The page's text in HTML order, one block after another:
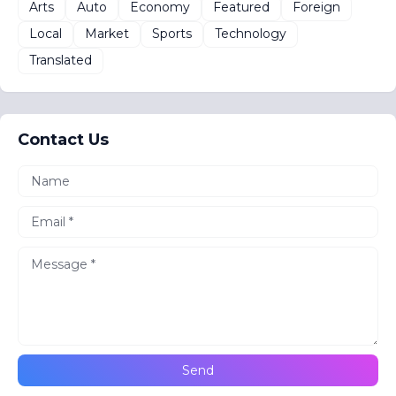
Arts Auto Economy Featured
Foreign
Local
Market Sports
Technology
Translated
Contact Us